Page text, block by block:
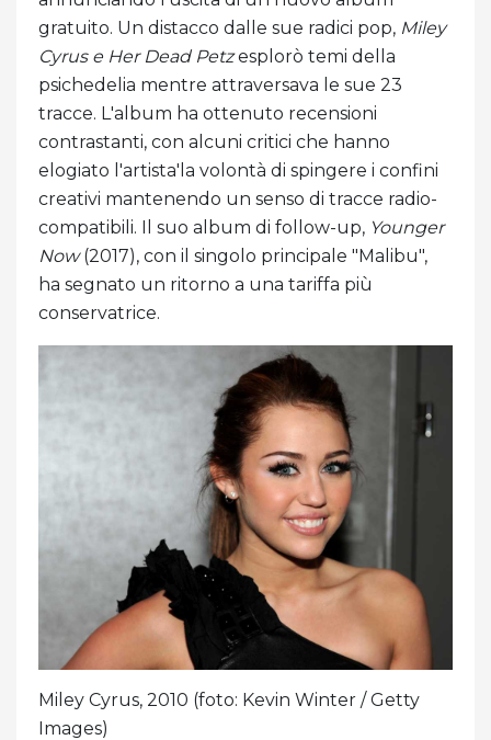
gratuito. Un distacco dalle sue radici pop, Miley
Cyrus e Her Dead Petzesplorò temi della
psichedelia mentre attraversava le sue 23
tracce. L'album ha ottenuto recensioni
contrastanti, con alcuni critici che hanno
elogiato l'artista'la volontà di spingere i confini
creativi mantenendo un senso di tracce radio-
compatibili. Il suo album di follow-up, Younger
Now(2017), con il singolo principale "Malibu",
ha segnato un ritorno a una tariffa più
conservatrice.
Miley Cyrus, 2010 (foto: Kevin Winter / Getty
Images)